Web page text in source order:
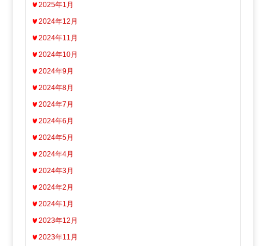
2025年1月
2024年12月
2024年11月
2024年10月
2024年9月
2024年8月
2024年7月
2024年6月
2024年5月
2024年4月
2024年3月
2024年2月
2024年1月
2023年12月
2023年11月